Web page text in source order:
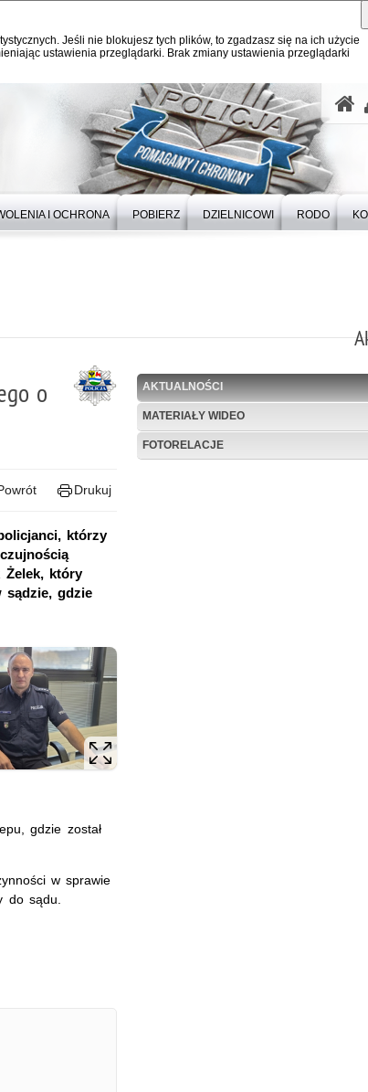
Jeśli nie blokujesz tych plików, to zgadzasz się na ich użycie
ustawienia przeglądarki. Brak zmiany ustawienia przeglądarki
I OCHRONA POBIERZ DZIELNICOWI RODO
o
Drukuj
którzy
Żelek, który
sądzie, gdzie
gdzie został
w sprawie
do sądu.
AKTUALNOŚCI
MATERIAŁY WIDEO
FOTORELACJE